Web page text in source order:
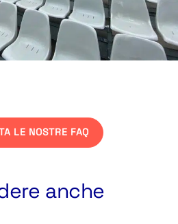
LE NOSTRE FAQ
anche